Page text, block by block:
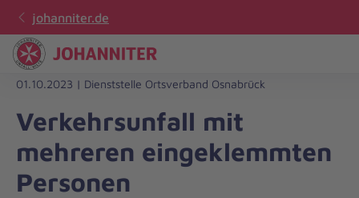
johanniter.de
Weser-
01.10.2023 | Dienststelle Ortsverband Osnabrück
Verkehrsunfall mit
mehreren eingeklemmten
Personen